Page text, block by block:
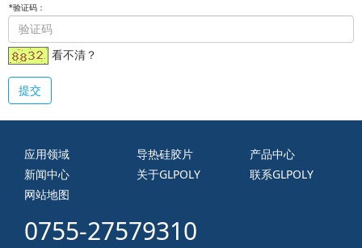
*验证码：
看不清？
提交
应用领域 导热硅胶片
产品中心
新闻中心
关于GLPOLY
联系GLPOLY
网站地图
0755-27579310